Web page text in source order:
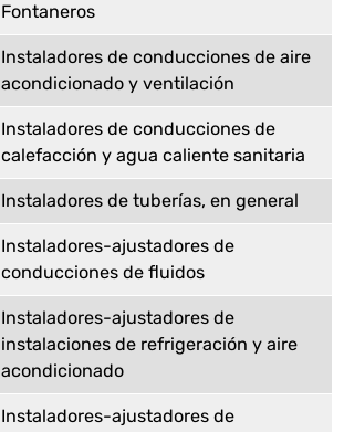
Fontaneros
Instaladores de conducciones de aire
acondicionado y ventilación
Instaladores de conducciones de
calefacción y agua caliente sanitaria
Instaladores de tuberías, en general
Instaladores-ajustadores de
conducciones de fluidos
Instaladores-ajustadores de
instalaciones de refrigeración y aire
acondicionado
Instaladores-ajustadores de